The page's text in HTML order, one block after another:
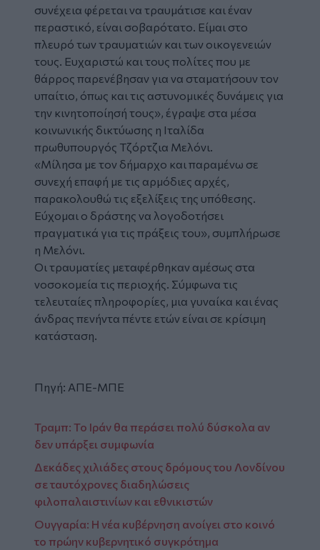
συνέχεια φέρεται να τραυμάτισε και έναν
περαστικό, είναι σοβαρότατο. Είμαι στο
πλευρό των τραυματιών και των οικογενειών
τους. Ευχαριστώ και τους πολίτες που με
θάρρος παρενέβησαν για να σταματήσουν τον
υπαίτιο, όπως και τις αστυνομικές δυνάμεις για
την κινητοποίησή τους», έγραψε στα μέσα
κοινωνικής δικτύωσης η Ιταλίδα
πρωθυπουργός Τζόρτζια Μελόνι.
«Μίλησα με τον δήμαρχο και παραμένω σε
συνεχή επαφή με τις αρμόδιες αρχές,
παρακολουθώ τις εξελίξεις της υπόθεσης.
Εύχομαι ο δράστης να λογοδοτήσει
πραγματικά για τις πράξεις του», συμπλήρωσε
η Μελόνι.
Οι τραυματίες μεταφέρθηκαν αμέσως στα
νοσοκομεία τις περιοχής. Σύμφωνα τις
τελευταίες πληροφορίες, μια γυναίκα και ένας
άνδρας πενήντα πέντε ετών είναι σε κρίσιμη
κατάσταση.
Πηγή: ΑΠΕ-ΜΠΕ
Τραμπ: Το Ιράν θα περάσει πολύ δύσκολα αν
δεν υπάρξει συμφωνία
Δεκάδες χιλιάδες στους δρόμους του Λονδίνου
σε ταυτόχρονες διαδηλώσεις
φιλοπαλαιστινίων και εθνικιστών
Ουγγαρία: Η νέα κυβέρνηση ανοίγει στο κοινό
το πρώην κυβερνητικό συγκρότημα